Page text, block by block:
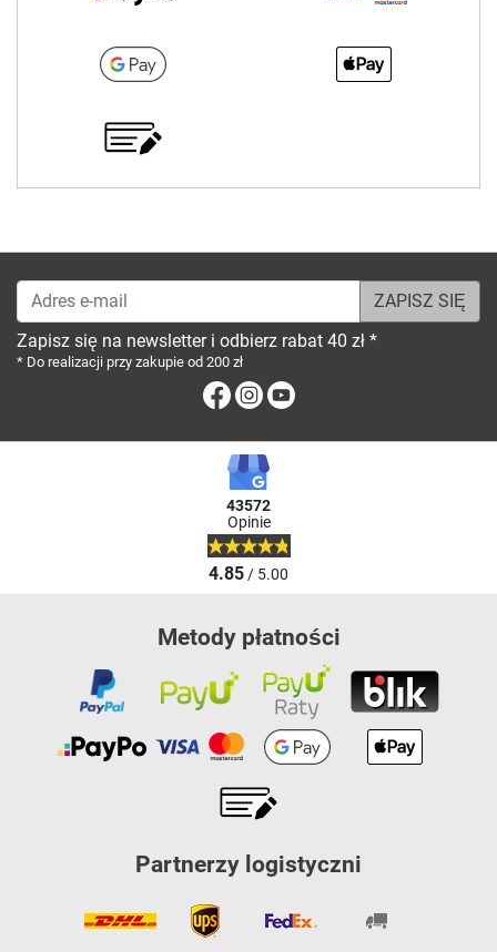
Adres e-mail
Zapisz się na newsletter i odbierz rabat 40 zł *
* Do realizacji przy zakupie od 200 zł
FacebookInstagram
43572
Opinie
4.85/ 5.00
Metody płatności
Partnerzy logistyczni